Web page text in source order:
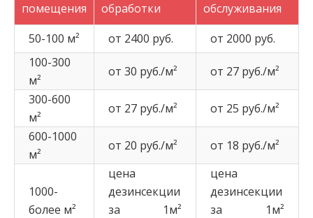
помещения
обработки
обслуживания
50-100 м²
от 2400 руб.
от 2000 руб.
100-300
м²
от 30 руб./м²
от 27 руб./м²
300-600
м²
от 27 руб./м²
от 25 руб./м²
600-1000
м²
от 20 руб./м² от 18 руб./м²
1000-
более м²
цена
дезинсекции
за 1м²
цена
дезинсекции
за 1м²